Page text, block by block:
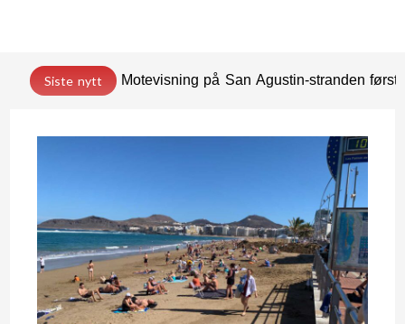
Siste nytt Motevisning på San Agustin-stranden